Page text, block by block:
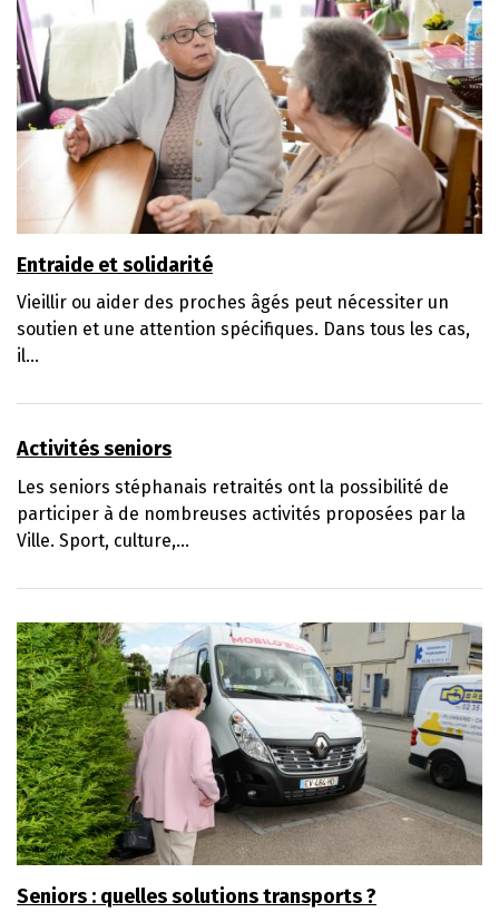
Entraide et solidarité
Vieillir ou aider des proches âgés peut nécessiter un
soutien et une attention spécifiques. Dans tous les cas,
il...
Activités seniors
Les seniors stéphanais retraités ont la possibilité de
participer à de nombreuses activités proposées par la
Ville. Sport, culture,...
Seniors : quelles solutions transports ?